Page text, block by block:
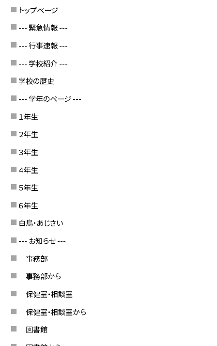
トップページ
--- 緊急情報 ---
--- 行事速報 ---
--- 学校紹介 ---
学校の歴史
--- 学年のページ ---
１年生
２年生
３年生
４年生
５年生
６年生
白鳥・あじさい
--- お知らせ ---
事務部
事務部から
保健室・相談室
保健室・相談室から
図書館